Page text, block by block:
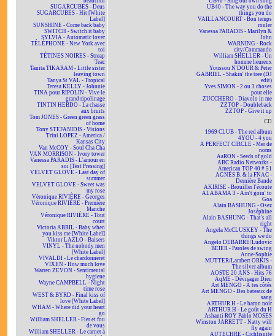
SUGARCUBES - Deus
SUGARCUBES - Hit [White
Label]
SUNSHINE - Come back baby
SWITCH - Switch it baby
SYLVIA - Automatic lover
TÉLÉPHONE - New York avec
toi
TÉTINES NOIRES - Streap
Teac
Tanita TIKARAM - Little sister
leaving town
Tanya St VAL - Tropical
Teresa KELLY - Johnnie
TINA pour RIPOLIN - Vive le
grand ripolinage
TINTIN HEBDO - La chasse
aux bruits
Tom JONES - Green green grass
of home
Tony STEFANIDIS - Visions
Trini LOPEZ - America /
Kansas City
Van McCOY - Soul Cha Cha
VAN MORRISON - Ivory tower
Vanessa PARADIS - L'amour en
soi [Test Pressing]
VELVET GLOVE - Last day of
summer
VELVET GLOVE - Sweet was
my rose
Véronique RIVIÈRE - Georges
Véronique RIVIÈRE - Première
Manche
Véronique RIVIÈRE - Tout
court
Victoria ABRIL - Baby when
you kiss me [White Label]
Viktor LAZLO - Baisers
VINYL - The nobody men
[White Label]
VIVALDI - Le chardonneret
VIXEN - How much love
Warren ZEVON - Sentimental
hygiene
Wayne CAMPBELL - Night
time rose
WEST & BYRD - Final kiss of
love [White Label]
WHAM - Where did your heart
go
William SHELLER - Fier et fou
de vous
William SHELLER - Le carnet à
UB40 - The way you do the
things you do
VAILLANCOURT - Bon temps
rouler
Vanessa PARADIS - Marilyn &
John
WARNING - Rock
city/Commando
William SHELLER - Un
homme heureux
Youssou N'DOUR & Peter
GABRIEL - Shakin' the tree (DJ
edit)
Yves SIMON - 2 ou 3 choses
pour elle
ZUCCHERO - Diavolo in me
ZZTOP - Doubleback
ZZTOP - Give it up
CD
1969 CLUB - The red album
4YOU - 4 you
A PERFECT CIRCLE - Mer de
noms
AaRON - Seeds of gold
ABC Radio Networks -
American TOP 40 # 51
AGNÈS B. & la FNAC -
Dernière Bande
AKIRISE - Brouiller l'écoute
ALABAMA 3 - Ain't goin' to
Goa
Alain BASHUNG - Osez
Joséphine
Alain BASHUNG - That's all
right
Angela McCLUSKEY - The
things we do
Angelo DEBARRE/Ludovic
BEIER - Paroles de swing
Anne-Sophie
MUTTER/Lambert ORKIS -
The silver album
AOSTE 20 ANS - Hits 76
AqME - Dévisager Dieu
Art MENGO - À tes côtés
Art MENGO - Des bateaux de
sang
ARTHUR H - Le baron noir
ARTHUR H - Le goût du H
Ashanti ROY Pablo MOSES
Winston JARRETT - Natty will
fly again
AUTECHRE - Cichlisuite